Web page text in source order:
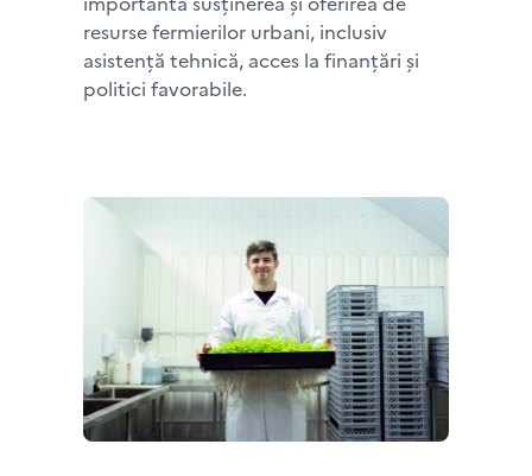
resurse fermierilor urbani, inclusiv
asistență tehnică, acces la finanțări și
politici favorabile.